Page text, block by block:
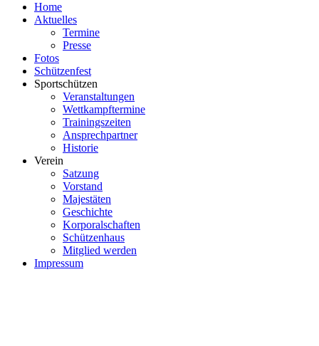
Home
Aktuelles
Termine
Presse
Fotos
Schützenfest
Sportschützen
Veranstaltungen
Wettkampftermine
Trainingszeiten
Ansprechpartner
Historie
Verein
Satzung
Vorstand
Majestäten
Geschichte
Korporalschaften
Schützenhaus
Mitglied werden
Impressum